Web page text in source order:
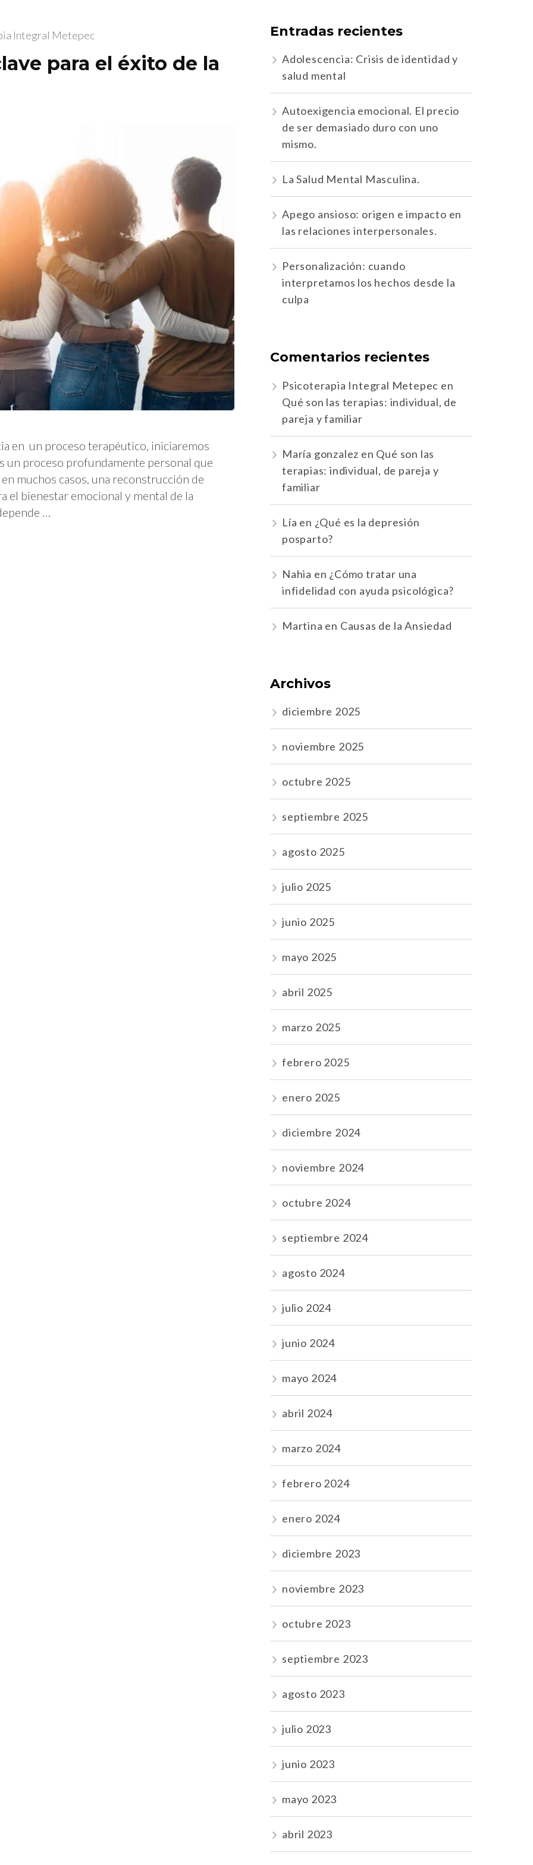
Integral Metepec
para el éxito de la
en un proceso terapéutico, iniciaremos
un proceso profundamente personal que
muchos casos, una reconstrucción de
el bienestar emocional y mental de la
…
Entradas recientes
Adolescencia: Crisis de identidad y
salud mental
Autoexigencia emocional. El precio
de ser demasiado duro con uno
mismo.
La Salud Mental Masculina.
Apego ansioso: origen e impacto en
las relaciones interpersonales.
Personalización: cuando
interpretamos los hechos desde la
culpa
Comentarios recientes
Psicoterapia Integral Metepec en
Qué son las terapias: individual, de
pareja y familiar
María gonzalez en Qué son las
terapias: individual, de pareja y
familiar
Lía en ¿Qué es la depresión
posparto?
Nahia en ¿Cómo tratar una
infidelidad con ayuda psicológica?
Martina en Causas de la Ansiedad
Archivos
diciembre 2025
noviembre 2025
octubre 2025
septiembre 2025
agosto 2025
julio 2025
junio 2025
mayo 2025
abril 2025
marzo 2025
febrero 2025
enero 2025
diciembre 2024
noviembre 2024
octubre 2024
septiembre 2024
agosto 2024
julio 2024
junio 2024
mayo 2024
abril 2024
marzo 2024
febrero 2024
enero 2024
diciembre 2023
noviembre 2023
octubre 2023
septiembre 2023
agosto 2023
julio 2023
junio 2023
mayo 2023
abril 2023